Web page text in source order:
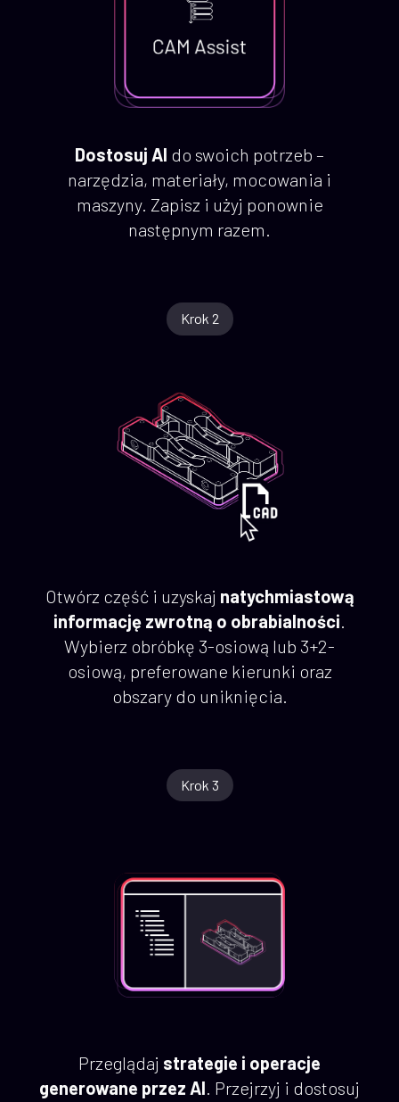
Dostosuj AI do swoich potrzeb –
narzędzia, materiały, mocowania i
maszyny. Zapisz i użyj ponownie
następnym razem.
Krok 2
Otwórz część i uzyskaj natychmiastową
informację zwrotną o obrabialności
Wybierz obróbkę 3-osiową lub 3+2-
osiową, preferowane kierunki oraz
obszary do uniknięcia.
Krok 3
Przeglądaj strategie i operacje
generowane przez AI . Przejrzyj i dostosuj